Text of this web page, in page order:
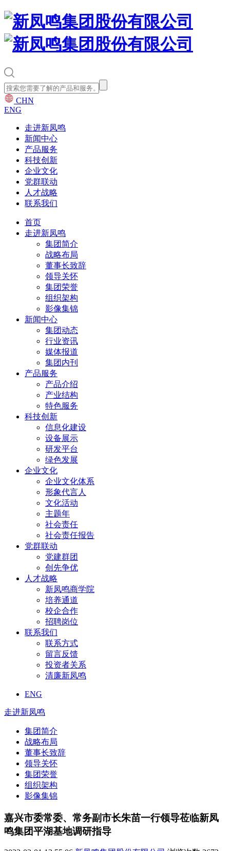
CHN
ENG
走进新凤鸣
新闻中心
产品服务
科技创新
企业文化
党群联动
人才战略
联系我们
首页
走进新凤鸣
集团简介
战略布局
董事长致辞
领导关怀
集团荣誉
组织架构
影像集锦
新闻中心
集团动态
行业资讯
媒体报道
集团内刊
产品服务
产品介绍
产业结构
特色服务
科技创新
信息化建设
设备展示
研发平台
绿色发展
企业文化
企业文化体系
形象代言人
文化活动
主题年
社会责任
社会责任报告
党群联动
党建群团
创先争优
人才战略
新凤鸣商学院
培养通道
校企合作
招聘岗位
联系我们
联系方式
留言反馈
投资者关系
清廉新凤鸣
ENG
走进新凤鸣
集团简介
战略布局
董事长致辞
领导关怀
集团荣誉
组织架构
影像集锦
嘉兴市委常委、常务副市长朱苗一行领导莅临新凤
鸣集团平湖基地调研指导